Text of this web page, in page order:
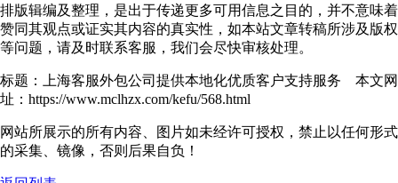
排版辑编及整理，是出于传递更多可用信息之目的，并不意味着
赞同其观点或证实其内容的真实性，如本站文章转稿所涉及版权
等问题，请及时联系客服，我们会尽快审核处理。
标题：上海客服外包公司提供本地化优质客户支持服务 本文网
址：https://www.mclhzx.com/kefu/568.html
网站所展示的所有内容、图片如未经许可授权，禁止以任何形式
的采集、镜像，否则后果自负！